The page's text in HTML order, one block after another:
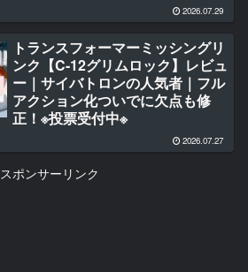
2026.07.29
トランスフォーマーミッシングリ
ンク【C-12グリムロック】レビュ
ー｜サイバトロンの人気者｜フル
アクション化ついでに欠点も修
正！※投票受付中※
2026.07.27
スポンサーリンク